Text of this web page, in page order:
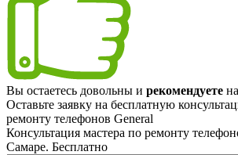
Вы остаетесь довольны и рекомендуете
Оставьте заявку на бесплатную
ремонту телефонов General
Консультация мастера по ремонту
Самаре. Бесплатно